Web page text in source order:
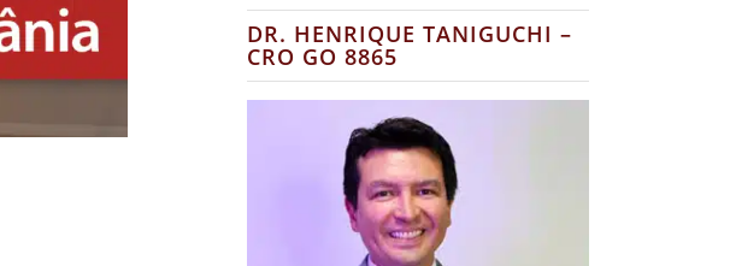
DR. HENRIQUE TANIGUCHI –
CRO GO 8865